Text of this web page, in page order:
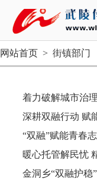
网站首页 > 街镇部门
着力破解城市治
深耕双融行动 赋
“双融”赋能青春
暖心托管解民忧
金洞乡“双融护稳